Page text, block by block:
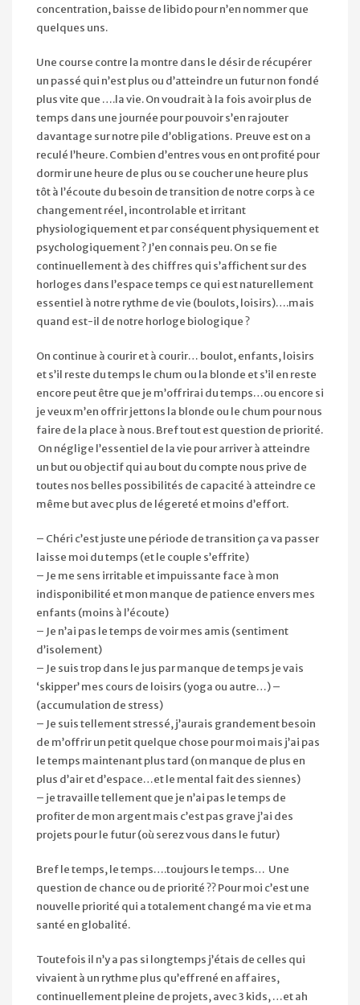
concentration, baisse de libido pour n’en nommer que
quelques uns.
Une course contre la montre dans le désir de récupérer
un passé qui n’est plus ou d’atteindre un futur non fondé
plus vite que ….la vie. On voudrait à la fois avoir plus de
temps dans une journée pour pouvoir s’en rajouter
davantage sur notre pile d’obligations. Preuve est on a
reculé l’heure. Combien d’entres vous en ont profité pour
dormir une heure de plus ou se coucher une heure plus
tôt à l’écoute du besoin de transition de notre corps à ce
changement réel, incontrolable et irritant
physiologiquement et par conséquent physiquement et
psychologiquement ? J’en connais peu. On se fie
continuellement à des chiffres qui s’affichent sur des
horloges dans l’espace temps ce qui est naturellement
essentiel à notre rythme de vie (boulots, loisirs)….mais
quand est-il de notre horloge biologique ?
On continue à courir et à courir… boulot, enfants, loisirs
et s’il reste du temps le chum ou la blonde et s’il en reste
encore peut être que je m’offrirai du temps…ou encore si
je veux m’en offrir jettons la blonde ou le chum pour nous
faire de la place à nous. Bref tout est question de priorité.
On néglige l’essentiel de la vie pour arriver à atteindre
un but ou objectif qui au bout du compte nous prive de
toutes nos belles possibilités de capacité à atteindre ce
même but avec plus de légereté et moins d’effort.
– Chéri c’est juste une période de transition ça va passer
laisse moi du temps (et le couple s’effrite)
– Je me sens irritable et impuissante face à mon
indisponibilité et mon manque de patience envers mes
enfants (moins à l’écoute)
– Je n’ai pas le temps de voir mes amis (sentiment
d’isolement)
– Je suis trop dans le jus par manque de temps je vais
‘skipper’ mes cours de loisirs (yoga ou autre…) –
(accumulation de stress)
– Je suis tellement stressé, j’aurais grandement besoin
de m’offrir un petit quelque chose pour moi mais j’ai pas
le temps maintenant plus tard (on manque de plus en
plus d’air et d’espace…et le mental fait des siennes)
– je travaille tellement que je n’ai pas le temps de
profiter de mon argent mais c’est pas grave j’ai des
projets pour le futur (où serez vous dans le futur)
Bref le temps, le temps….toujours le temps… Une
question de chance ou de priorité ?? Pour moi c’est une
nouvelle priorité qui a totalement changé ma vie et ma
santé en globalité.
Toutefois il n’y a pas si longtemps j’étais de celles qui
vivaient à un rythme plus qu’effrené en affaires,
continuellement pleine de projets, avec 3 kids, …et ah